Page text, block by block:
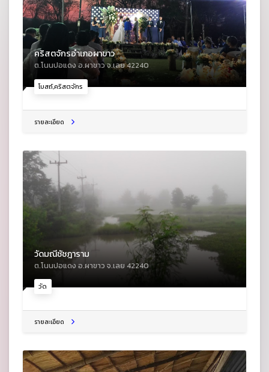
โบสถ์,คริสตจักร
คริสตจักรอำเภอผาขาว
ต.โนนปอแดง อ.ผาขาว จ.เลย 42240
รายละเอียด
วัด
วัดมณีชัชฎาราม
ต.โนนปอแดง อ.ผาขาว จ.เลย 42240
รายละเอียด